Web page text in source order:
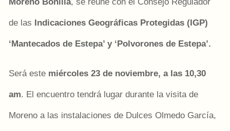
Moreno Bonilla, se reúne con el Consejo Regulador
de las Indicaciones Geográficas Protegidas (IGP)
‘Mantecados de Estepa’ y ‘Polvorones de Estepa’.
Será este miércoles 23 de noviembre, a las 10,30
am. El encuentro tendrá lugar durante la visita de
Moreno a las instalaciones de Dulces Olmedo García,